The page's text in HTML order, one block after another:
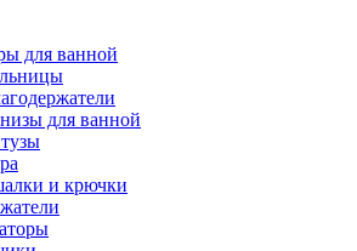
для ванной
для ванной
и крючки